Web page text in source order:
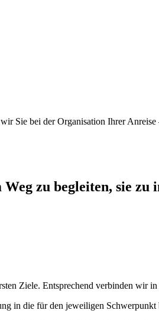
Sie bei der Organisation Ihrer Anreise
zu begleiten, sie zu
Ziele. Entsprechend verbinden wir
in die für den jeweiligen Schwerpunkt